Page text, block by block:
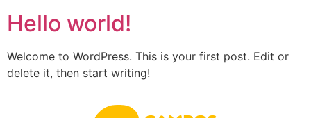
Hello world!
Welcome to WordPress. This is your first post. Edit or
delete it, then start writing!